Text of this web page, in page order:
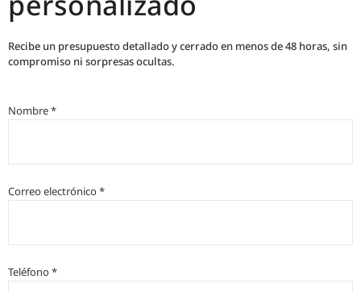
Recibe un presupuesto detallado y cerrado en menos de 48 horas, sin
compromiso ni sorpresas ocultas.
Nombre *
Correo electrónico *
Teléfono *